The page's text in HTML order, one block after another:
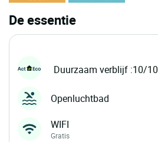
De essentie
Duurzaam verblijf :10/10
Openluchtbad
WIFI
Gratis